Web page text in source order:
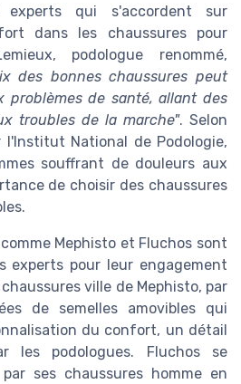
experts qui s'accordent sur
dans les chaussures pour
podologue renommé,
des bonnes chaussures peut
problèmes de santé, allant des
troubles de la marche". Selon
l'Institut National de Podologie,
souffrant de douleurs aux
de choisir des chaussures
Mephisto et Fluchos sont
experts pour leur engagement
ville de Mephisto, par
de semelles amovibles qui
du confort, un détail
les podologues. Fluchos se
ses chaussures homme en